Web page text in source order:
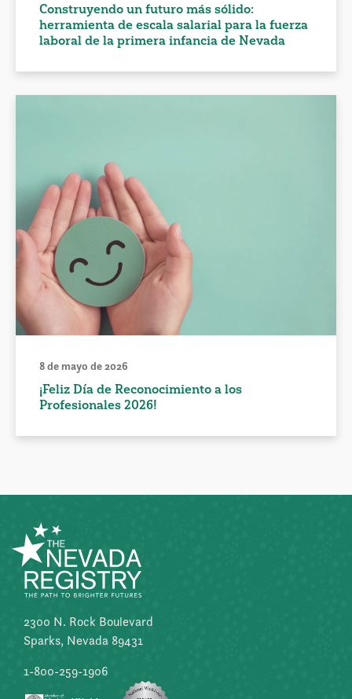
Construyendo un futuro más sólido:
herramienta de escala salarial para la fuerza
laboral de la primera infancia de Nevada
8 de mayo de 2026
¡Feliz Día de Reconocimiento a los
Profesionales 2026!
2300 N. Rock Boulevard
Sparks, Nevada 89431
1-800-259-1906